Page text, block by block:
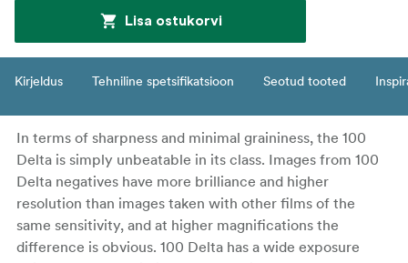
Lisa ostukorvi
Kirjeldus Tehniline spetsifikatsioon Seotud tooted
In terms of sharpness and minimal graininess, the 100
Delta is simply unbeatable in its class. Images from 100
Delta negatives have more brilliance and higher
resolution than images taken with other films of the
same sensitivity, and at higher magnifications the
difference is obvious. 100 Delta has a wide exposure